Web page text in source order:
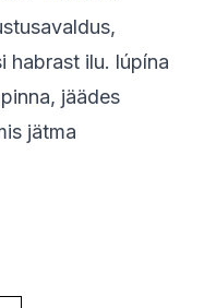
habrast ilu. lúpína
jäädes
jätma